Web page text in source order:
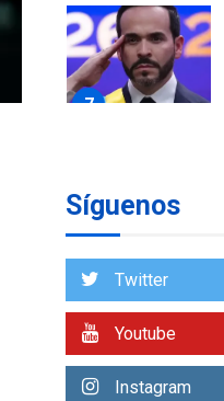
7
1
Síguenos
Twitter
Youtube
Instagram